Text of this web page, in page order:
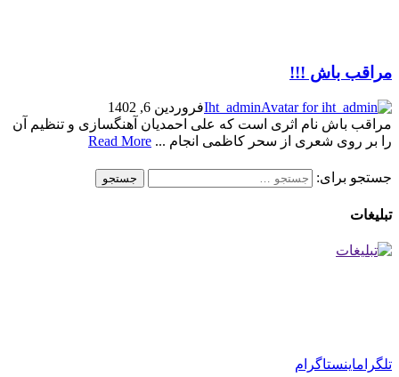
مراقب باش !!!
Iht_adminفروردین 6, 1402
مراقب باش نام اثری است که علی احمدیان آهنگسازی و تنظیم آن
را بر روی شعری از سحر کاظمی انجام ... Read More
جستجو برای:
تبلیغات
تلگراماینستاگرام